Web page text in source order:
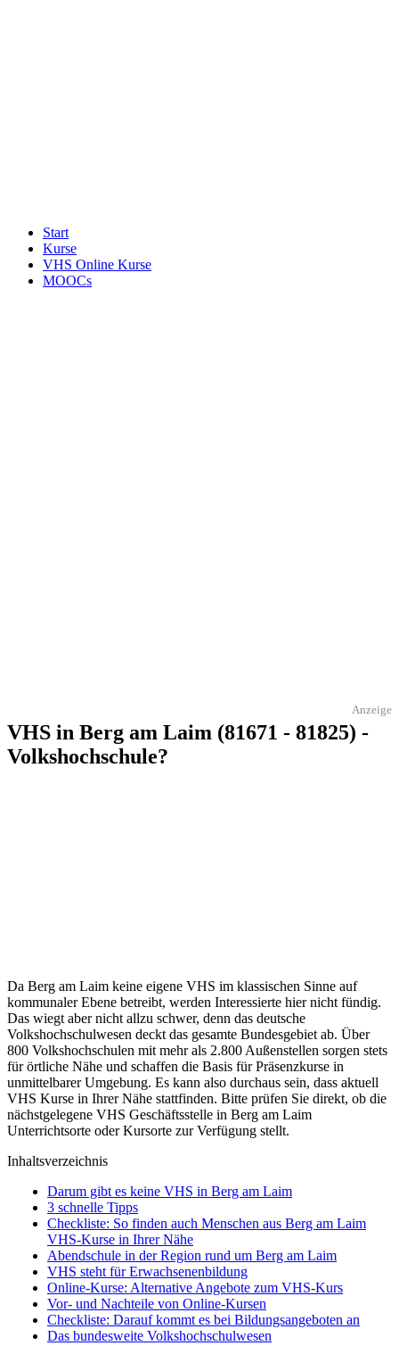
Start
Kurse
VHS Online Kurse
MOOCs
Anzeige
VHS in Berg am Laim (81671 - 81825) -
Volkshochschule?
Da Berg am Laim keine eigene VHS im klassischen Sinne auf
kommunaler Ebene betreibt, werden Interessierte hier nicht fündig.
Das wiegt aber nicht allzu schwer, denn das deutsche
Volkshochschulwesen deckt das gesamte Bundesgebiet ab. Über
800 Volkshochschulen mit mehr als 2.800 Außenstellen sorgen stets
für örtliche Nähe und schaffen die Basis für Präsenzkurse in
unmittelbarer Umgebung. Es kann also durchaus sein, dass aktuell
VHS Kurse in Ihrer Nähe stattfinden. Bitte prüfen Sie direkt, ob die
nächstgelegene VHS Geschäftsstelle in Berg am Laim
Unterrichtsorte oder Kursorte zur Verfügung stellt.
Inhaltsverzeichnis
Darum gibt es keine VHS in Berg am Laim
3 schnelle Tipps
Checkliste: So finden auch Menschen aus Berg am Laim
VHS-Kurse in Ihrer Nähe
Abendschule in der Region rund um Berg am Laim
VHS steht für Erwachsenenbildung
Online-Kurse: Alternative Angebote zum VHS-Kurs
Vor- und Nachteile von Online-Kursen
Checkliste: Darauf kommt es bei Bildungsangeboten an
Das bundesweite Volkshochschulwesen